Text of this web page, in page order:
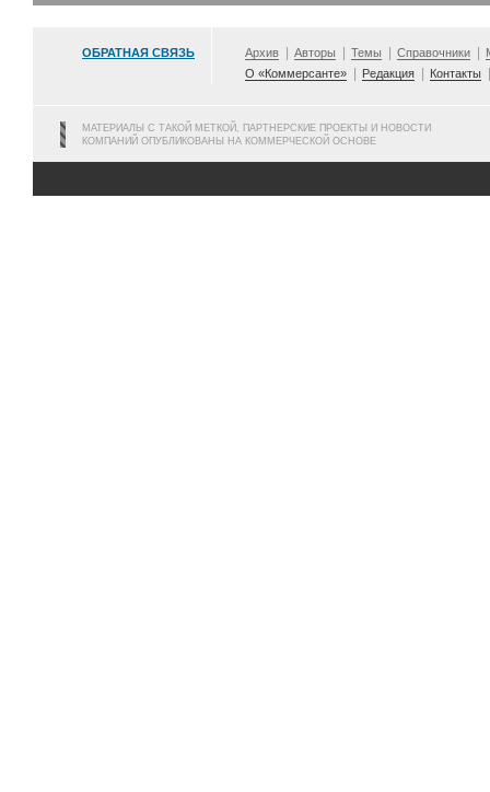
ОБРАТНАЯ СВЯЗЬ Архив Авторы Темы Справочники
О «Коммерсанте»
Редакция Контакты
МАТЕРИАЛЫ С ТАКОЙ МЕТКОЙ, ПАРТНЕРСКИЕ ПРОЕКТЫ И НОВОСТИ
КОМПАНИЙ ОПУБЛИКОВАНЫ НА КОММЕРЧЕСКОЙ ОСНОВЕ